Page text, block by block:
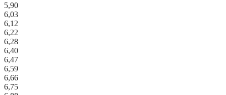
5,90
6,03
6,12
6,22
6,28
6,40
6,47
6,59
6,66
6,75